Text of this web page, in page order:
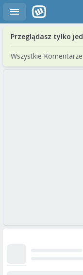
Przeglądasz tylko
Wszystkie